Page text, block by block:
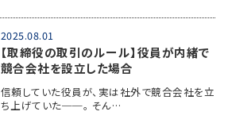
2025.08.01
【取締役の取引のルール】役員が内緒で
競合会社を設立した場合
信頼していた役員が、実は社外で競合会社を立
ち上げていた──。 そん…